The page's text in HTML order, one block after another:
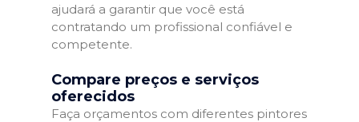
ajudará a garantir que você está
contratando um profissional confiável e
competente.
Compare preços e serviços
oferecidos
Faça orçamentos com diferentes pintores